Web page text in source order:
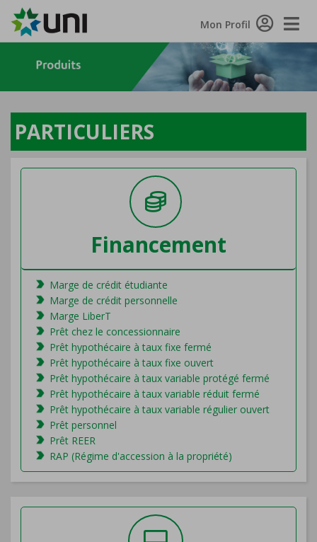
Toggle
Mon Profil
PARTICULIERS
Financement
Marge de crédit étudiante
Marge de crédit personnelle
Marge LiberT
Prêt chez le concessionnaire
Prêt hypothécaire à taux fixe fermé
Prêt hypothécaire à taux fixe ouvert
Prêt hypothécaire à taux variable protégé fermé
Prêt hypothécaire à taux variable réduit fermé
Prêt hypothécaire à taux variable régulier ouvert
Prêt personnel
Prêt REER
RAP (Régime d'accession à la propriété)